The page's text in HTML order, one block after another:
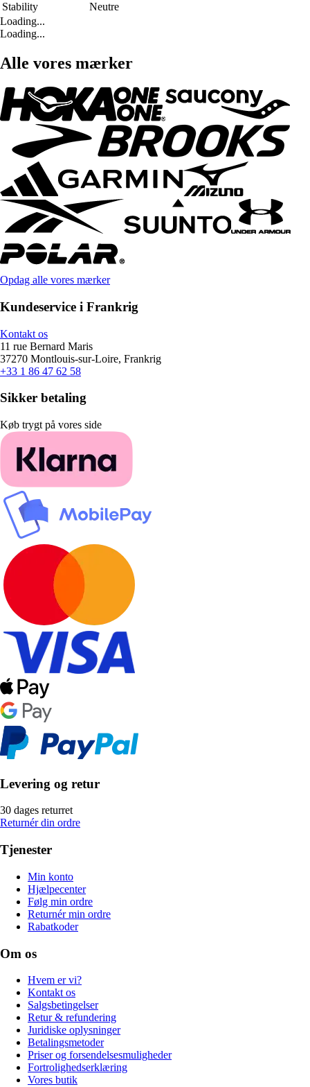
Stability
Neutre
Loading...
Loading...
Alle vores mærker
Opdag alle vores mærker
Kundeservice i Frankrig
Kontakt os
11 rue Bernard Maris
37270 Montlouis-sur-Loire, Frankrig
+33 1 86 47 62 58
Sikker betaling
Køb trygt på vores side
Levering og retur
30 dages returret
Returnér din ordre
Tjenester
Min konto
Hjælpecenter
Følg min ordre
Returnér min ordre
Rabatkoder
Om os
Hvem er vi?
Kontakt os
Salgsbetingelser
Retur & refundering
Juridiske oplysninger
Betalingsmetoder
Priser og forsendelsesmuligheder
Fortrolighedserklæring
Vores butik